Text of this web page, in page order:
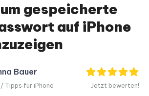
Neu
gespeicherte
auf iPhone
Bauer
/ Tipps für iPhone Jetzt bewerten!